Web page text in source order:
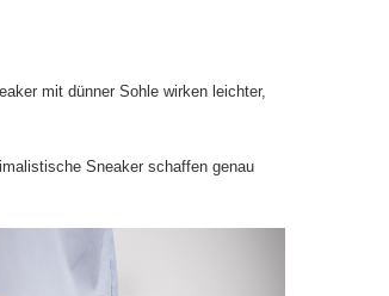
mit dünner Sohle wirken leichter,
Sneaker schaffen genau